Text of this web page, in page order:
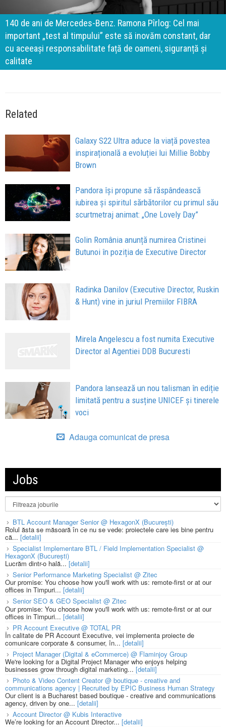
140 de ani de Mercedes-Benz. Ramona Pîrlog: Cel mai
important „test al timpului” este să inovăm constant, dar
cu aceeași responsabilitate față de oameni, siguranță și
calitate
Related
Galaxy S22 Ultra aduce la viață povestea
inspirațională a evoluției lui Millie Bobby
Brown
Pandora își propune să răspândească
iubirea și spiritul sărbătorilor cu primul său
scurtmetraj animat: „One Lovely Day”
Golin România anunță numirea Cristinei
Butunoi în poziția de Executive Director
Radinka Danilov (Executive Director, Ruskin
& Hunt) vine in juriul Premiilor FIBRA
Mirela Angelescu a fost numita Executive
Director al Agentiei DDB Bucuresti
Pandora lansează un nou talisman în ediție
limitată pentru a susține UNICEF și tinerele
voci
Adauga comunicat de presa
Jobs
BTL Account Manager Senior @ HexagonX (București)
Rolul ăsta se măsoară în ce nu se vede: proiectele care ies bine pentru
că... [detalii]
Specialist Implementare BTL / Field Implementation Specialist @
HexagonX (București)
Lucrăm dintr-o hală... [detalii]
Senior Performance Marketing Specialist @ Zitec
Our promise: You choose how you'll work with us: remote-first or at our
offices in Timpuri... [detalii]
Senior SEO & GEO Specialist @ Zitec
Our promise: You choose how you'll work with us: remote-first or at our
offices in Timpuri... [detalii]
PR Account Executive @ TOTAL PR
În calitate de PR Account Executive, vei implementa proiecte de
comunicare corporate & consumer, în... [detalii]
Project Manager (Digital & eCommerce) @ Flaminjoy Group
We're looking for a Digital Project Manager who enjoys helping
businesses grow through digital marketing... [detalii]
Photo & Video Content Creator @ boutique - creative and
communications agency | Recruited by EPIC Business Human Strategy
Our client is a Bucharest based boutique - creative and communications
agency, driven by one... [detalii]
Account Director @ Kubis Interactive
We’re looking for an Account Director... [detalii]